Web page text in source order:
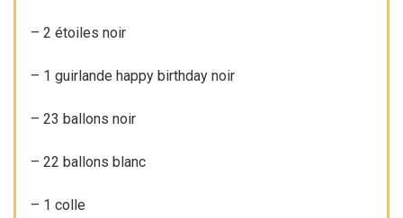
– 2 étoiles noir
– 1 guirlande happy birthday noir
– 23 ballons noir
– 22 ballons blanc
– 1 colle